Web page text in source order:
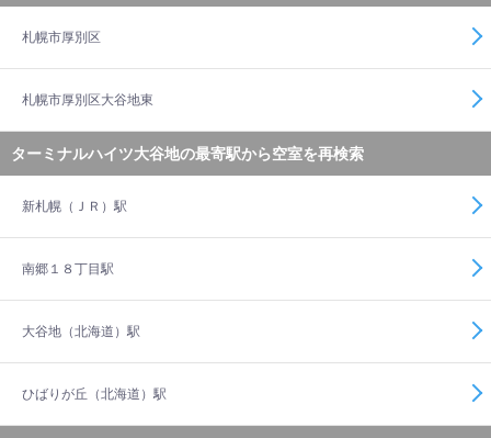
札幌市厚別区
札幌市厚別区大谷地東
ターミナルハイツ大谷地の最寄駅から空室を再検索
新札幌（ＪＲ）駅
南郷１８丁目駅
大谷地（北海道）駅
ひばりが丘（北海道）駅